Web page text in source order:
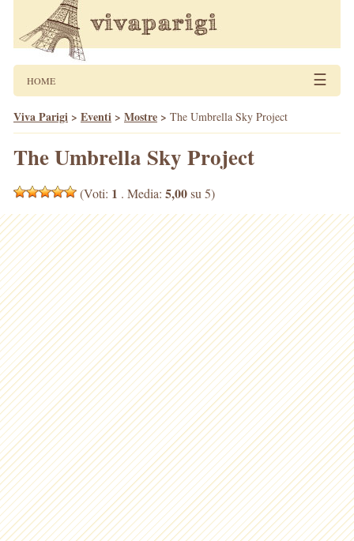
HOME ☰
Viva Parigi > Eventi > Mostre > The Umbrella Sky Project
The Umbrella Sky Project
(Voti: 1 . Media: 5,00su 5)